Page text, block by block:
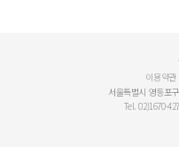
이용약관
서울특별시 영등포
Tel. 02)1670-